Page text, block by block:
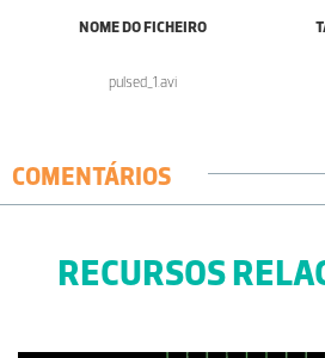
NOME DO FICHEIRO
pulsed_1.avi
COMENTÁRIOS
RECURSOS